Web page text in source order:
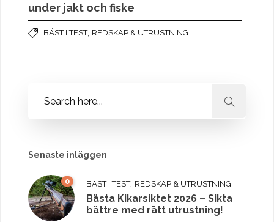
under jakt och fiske
BÄST I TEST, REDSKAP & UTRUSTNING
Senaste inläggen
0 BÄST I TEST, REDSKAP & UTRUSTNING
Bästa Kikarsiktet 2026 – Sikta
bättre med rätt utrustning!